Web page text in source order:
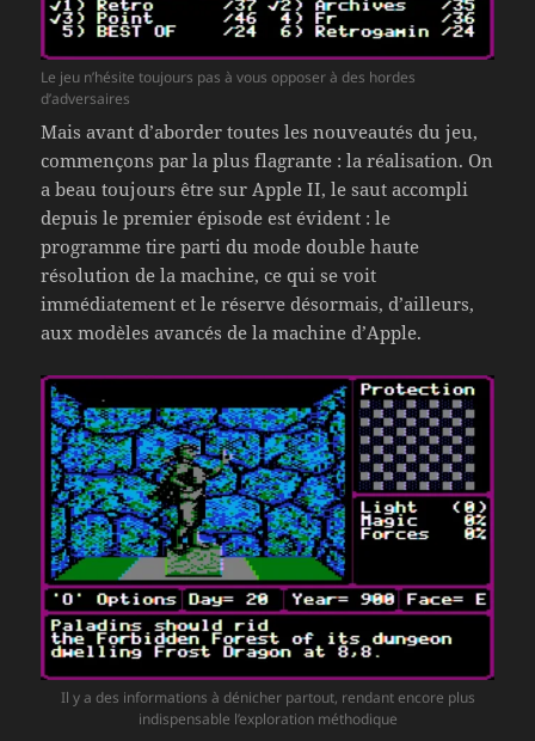
Le jeu n’hésite toujours pas à vous opposer à des hordes
d’adversaires
Mais avant d’aborder toutes les nouveautés du jeu,
commençons par la plus flagrante : la réalisation. On
a beau toujours être sur Apple II, le saut accompli
depuis le premier épisode est évident : le
programme tire parti du mode double haute
résolution de la machine, ce qui se voit
immédiatement et le réserve désormais, d’ailleurs,
aux modèles avancés de la machine d’Apple.
Il y a des informations à dénicher partout, rendant encore plus
indispensable l’exploration méthodique